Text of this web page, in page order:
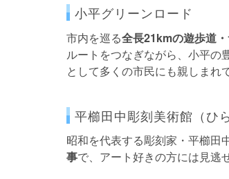
小平グリーンロード
市内を巡る全長21kmの遊歩道
ルートをつなぎながら、小平の
として多くの市民にも親しまれ
平櫛田中彫刻美術館（ひ
昭和を代表する彫刻家・平櫛田
事で、アート好きの方には見逃